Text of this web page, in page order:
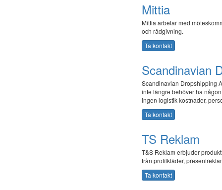
Mittia
Mittia arbetar med
och rådgivning.
Ta kontakt
Scandinavian
Scandinavian Dropshipping
inte längre behöver ha
ingen logistik kostnader,
Ta kontakt
TS Reklam
T&S Reklam erbjuder
från profilkläder,
Ta kontakt